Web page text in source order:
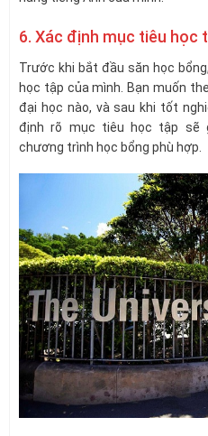
6. Xác định mục tiêu học
Trước khi bắt đầu săn học
học tập của mình. Bạn muốn
đại học nào, và sau khi tốt
định rõ mục tiêu học tập sẽ
chương trình học bổng phù hợp.